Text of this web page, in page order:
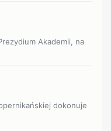
Akademii, na
dokonuje